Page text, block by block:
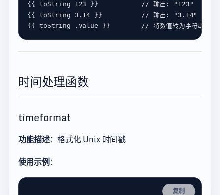
{{ toString 123 }}
{{ toString 3.14 }}
{{ toString . Value }}
时间处理函数
timeformat
功能描述：格式化 Unix 时间戳
使用示例：
复制